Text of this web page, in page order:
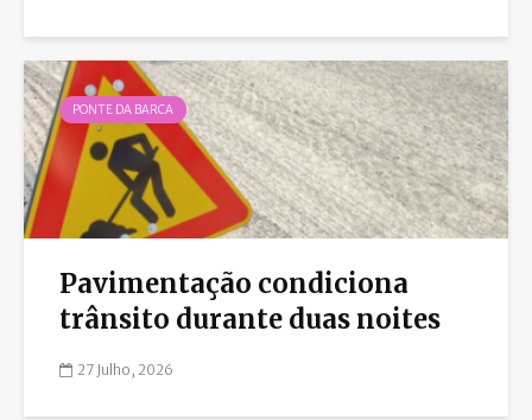
PONTE DA BARCA
Pavimentação condiciona
trânsito durante duas noites
27 Julho, 2026